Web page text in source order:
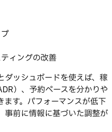
ィングの改善
ダッシュボードを使えば、稼
）、予約ペースを分かりや
す。パフォーマンスが低下
事前に情報に基づいた調整が